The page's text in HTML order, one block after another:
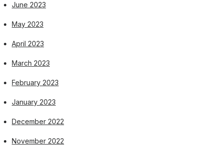
June 2023
May 2023
April 2023
March 2023
February 2023
January 2023
December 2022
November 2022